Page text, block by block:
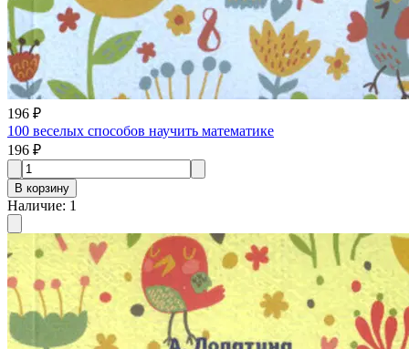
196 ₽
100 веселых способов научить математике
196 ₽
В корзину
Наличие: 1